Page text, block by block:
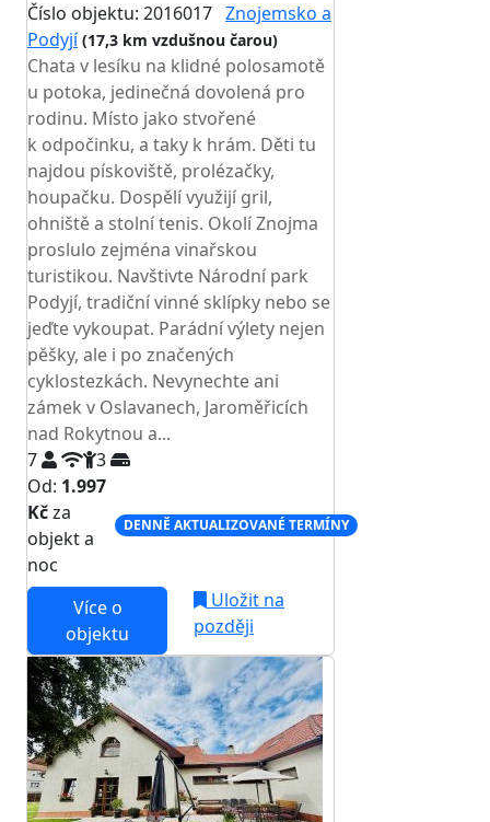
Číslo objektu: 2016017 Znojemsko a
Podyjí (17,3 km vzdušnou čarou)
Chata v lesíku na klidné polosamotě
u potoka, jedinečná dovolená pro
rodinu. Místo jako stvořené
k odpočinku, a taky k hrám. Děti tu
najdou pískoviště, prolézačky,
houpačku. Dospělí využijí gril,
ohniště a stolní tenis. Okolí Znojma
proslulo zejména vinařskou
turistikou. Navštivte Národní park
Podyjí, tradiční vinné sklípky nebo se
jeďte vykoupat. Parádní výlety nejen
pěšky, ale i po značených
cyklostezkách. Nevynechte ani
zámek v Oslavanech, Jaroměřicích
nad Rokytnou a...
7
3
Od: 1.997
Kčza
objekt a
noc
DENNĚ AKTUALIZOVANÉ TERMÍNY
Více o
objektu
Uložit na
později